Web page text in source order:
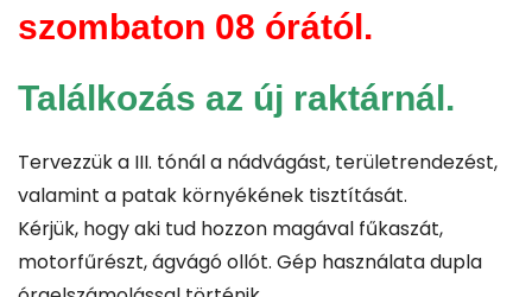
szombaton 08 órától.
Találkozás az új raktárnál.
Tervezzük a III. tónál a nádvágást, területrendezést,
valamint a patak környékének tisztítását.
Kérjük, hogy aki tud hozzon magával fűkaszát,
motorfűrészt, ágvágó ollót. Gép használata dupla